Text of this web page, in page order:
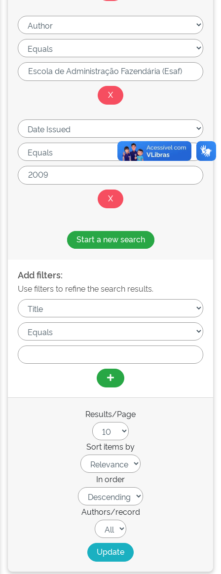
Start a new search
Add filters:
Use filters to refine the search results.
Results/Page
Sort items by
In order
Authors/record